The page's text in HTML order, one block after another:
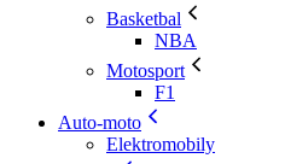
Basketbal
NBA
Motosport
F1
Auto-moto
Elektromobily